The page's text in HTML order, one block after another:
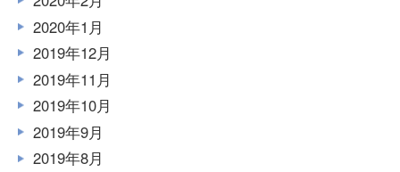
2020年1月
2019年12月
2019年11月
2019年10月
2019年9月
2019年8月